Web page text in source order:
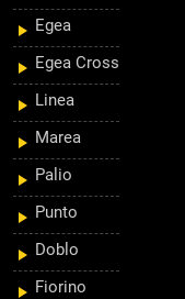
Egea
Egea Cross
Linea
Marea
Palio
Punto
Doblo
Fiorino